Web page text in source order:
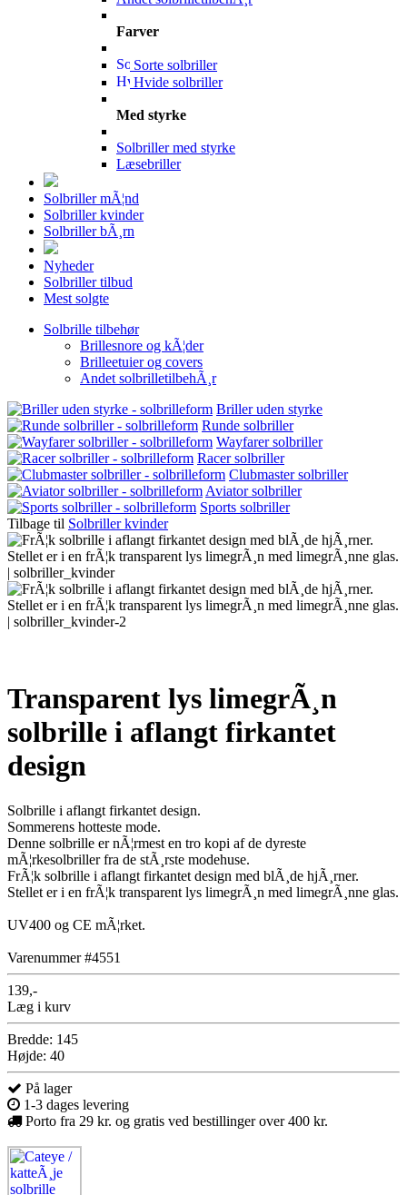
Farver
Sorte solbriller
Hvide solbriller
Med styrke
Solbriller med styrke
Læsebriller
Solbriller mÃ¦nd
Solbriller kvinder
Solbriller bÃ¸rn
Nyheder
Solbriller tilbud
Mest solgte
Solbrille tilbehør
Brillesnore og kÃ¦der
Brilleetuier og covers
Andet solbrilletilbehÃ¸r
Briller uden styrke
Runde solbriller
Wayfarer solbriller
Racer solbriller
Clubmaster solbriller
Aviator solbriller
Sports solbriller
Tilbage til Solbriller kvinder
Transparent lys limegrÃ¸n
solbrille i aflangt firkantet
design
Solbrille i aflangt firkantet design.
Sommerens hotteste mode.
Denne solbrille er nÃ¦rmest en tro kopi af de dyreste
mÃ¦rkesolbriller fra de stÃ¸rste modehuse.
FrÃ¦k solbrille i aflangt firkantet design med blÃ¸de hjÃ¸rner.
Stellet er i en frÃ¦k transparent lys limegrÃ¸n med limegrÃ¸nne glas.
UV400 og CE mÃ¦rket.
Varenummer #4551
139,-
Læg i kurv
Bredde: 145
Højde: 40
På lager
1-3 dages levering
Porto fra 29 kr. og gratis ved bestillinger over 400 kr.